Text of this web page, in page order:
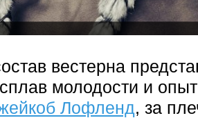
вестерна
молодости и
Лофленд, за